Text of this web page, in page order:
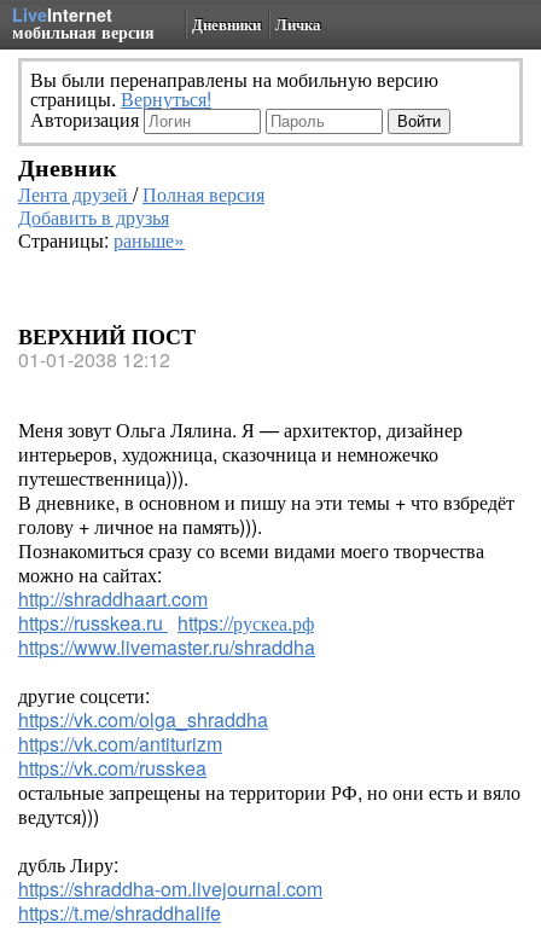
LiveInternet
мобильная версия Дневники Личка
Вы были перенаправлены на мобильную версию
страницы. Вернуться!
Авторизация
Дневник
Лента друзей /Полная версия
Добавить в друзья
Страницы: раньше»
ВЕРХНИЙ ПОСТ
01-01-2038 12:12
Меня зовут Ольга Лялина. Я — архитектор, дизайнер
интерьеров, художница, сказочница и немножечко
путешественница))).
В дневнике, в основном и пишу на эти темы + что взбредёт
голову + личное на память))).
Познакомиться сразу со всеми видами моего творчества
можно на сайтах:
http://shraddhaart.com
https://russkea.ru
https://рускеа.рф
https://www.livemaster.ru/shraddha
другие соцсети:
https://vk.com/olga_shraddha
https://vk.com/antiturizm
https://vk.com/russkea
остальные запрещены на территории РФ, но они есть и вяло
ведутся)))
дубль Лиру:
https://shraddha-om.livejournal.com
https://t.me/shraddhalife